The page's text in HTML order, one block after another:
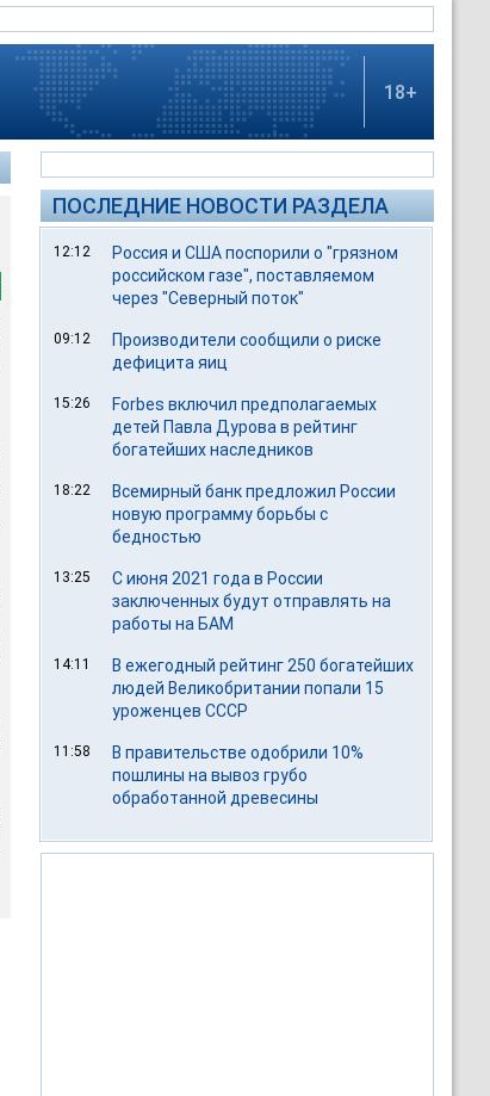
18+
ПОСЛЕДНИЕ НОВОСТИ РАЗДЕЛА
12:12
Россия и США поспорили о "грязном
российском газе", поставляемом
через "Северный поток"
09:12
Производители сообщили о риске
дефицита яиц
15:26
Forbes включил предполагаемых
детей Павла Дурова в рейтинг
богатейших наследников
18:22
Всемирный банк предложил России
новую программу борьбы с
бедностью
13:25
С июня 2021 года в России
заключенных будут отправлять на
работы на БАМ
14:11
В ежегодный рейтинг 250 богатейших
людей Великобритании попали 15
уроженцев СССР
11:58
В правительстве одобрили 10%
пошлины на вывоз грубо
обработанной древесины